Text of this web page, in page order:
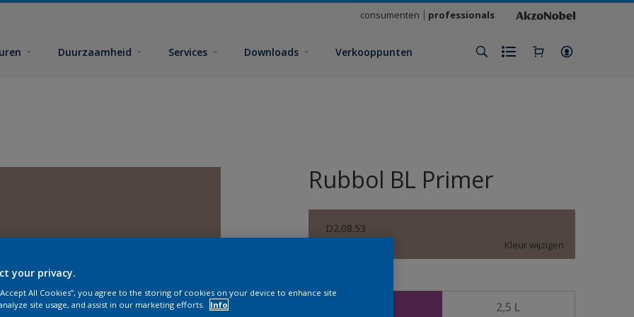
consumenten professionals
Duurzaamheid Services Downloads Verkooppunten
Rubbol BL Primer
D2.08.53
Kleur wijzigen
2,5 L
your privacy.
All Cookies”, you agree to the storing of cookies on your device to enhance site
site usage, and assist in our marketing efforts.
Info